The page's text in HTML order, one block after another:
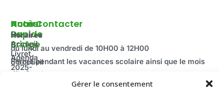
Gérer le consentement
Autour
Du
Bridge
Livret
d'accueil
Découvrir
Accès
Rapide
Accueil
Agenda
2025-
Nous Contacter
Horaires
du lundi au vendredi de 10H00 à 12H00
Fermé pendant les vacances scolaire ainsi que le mois
d’août.